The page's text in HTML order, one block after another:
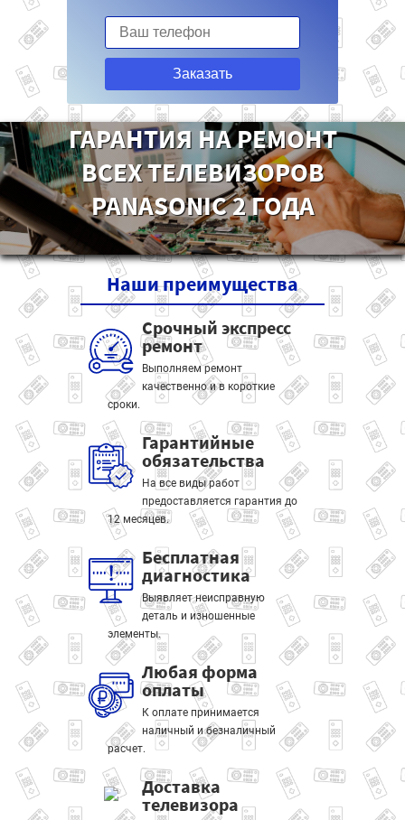
Заказать
ГАРАНТИЯ НА РЕМОНТ
ВСЕХ ТЕЛЕВИЗОРОВ
PANASONIC 2 ГОДА
Нашипреимущества
Срочный экспресс
ремонт
Выполняем ремонт
качественно и в короткие
сроки.
Гарантийные
обязательства
На все виды работ
предоставляется гарантия до
12 месяцев.
Бесплатная
диагностика
Выявляет неисправную
деталь и изношенные
элементы.
Любая форма
оплаты
К оплате принимается
наличный и безналичный
расчет.
Доставка
телевизора